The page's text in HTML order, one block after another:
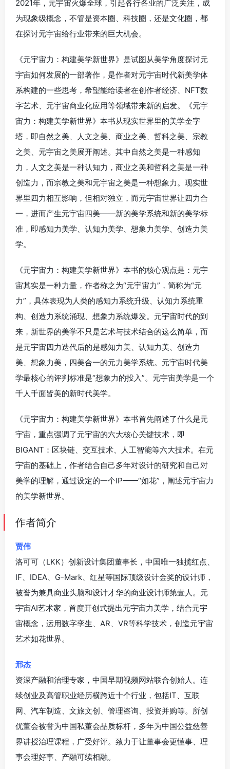
2021年，元宇宙火爆全球，引起各行各业的广泛关注，成
为现象级概念，不管是资本圈、科技圈，还是文化圈，都
在探讨元宇宙给行业带来的巨大机会。
《元宇宙力：构建美学新世界》是试图从美学角度探讨元
宇宙如何发展的一部著作，是作者对元宇宙时代新美学体
系构建的一些思考，希望能给读者在创作者经济、NFT数
字艺术、元宇宙商业化应用等领域带来新的启发。《元宇
宙力：构建美学新世界》本书从现实世界里的美学金字
塔，即自然之美、人文之美、商业之美、哲科之美、宗教
之美、元宇宙之美展开阐述。其中自然之美是一种感知
力，人文之美是一种认知力，商业之美和哲科之美是一种
创造力，而宗教之美和元宇宙之美是一种想象力。现实世
界里四力相互影响，但相对独立，而元宇宙世界让四力合
一，进而产生元宇宙四美——新的美学系统和新的美学标
准，即感知力美学、认知力美学、想象力美学、创造力美
学。
《元宇宙力：构建美学新世界》本书的核心观点是：元宇
宙其实是一种力量，作者称之为“元宇宙力”，简称为“元
力”，具体表现为人类的感知力系统升级、认知力系统重
构、创造力系统涌现、想象力系统爆发。元宇宙时代的到
来，新世界的美学不只是艺术与技术结合的这么简单，而
是元宇宙四力迭代后的是感知力美、认知力美、创造力
美、想象力美，四美合一的元力美学系统。元宇宙时代美
学最核心的评判标准是“想象力的投入”。元宇宙美学是一个
千人千面皆美的新时代美学。
《元宇宙力：构建美学新世界》本书首先阐述了什么是元
宇宙，重点强调了元宇宙的六大核心关键技术，即
BIGANT：区块链、交互技术、人工智能等六大技术。在元
宇宙的基础上，作者结合自己多年对设计的研究和自己对
美学的理解，通过设定的一个IP——“如花”，阐述元宇宙力
的美学新世界。
作者简介
贾伟
洛可可（LKK）创新设计集团董事长，中国唯一独揽红点、
IF、IDEA、G-Mark、红星等国际顶级设计金奖的设计师，
被誉为兼具商业头脑和设计才华的商业设计师第壹人。元
宇宙AI艺术家，首度开创式提出元宇宙力美学，结合元宇
宙概念，运用数字孪生、AR、VR等科学技术，创造元宇宙
艺术如花世界。
邢杰
资深产融和治理专家，中国早期视频网站联合创始人。连
续创业及高管职业经历横跨近十个行业，包括IT、互联
网、汽车制造、文旅文创、管理咨询、投资并购等。所创
优董会被誉为中国私董会品质标杆，多年为中国公益慈善
界讲授治理课程，广受好评。致力于让董事会更懂事、理
事会理好事、产融可续相融。